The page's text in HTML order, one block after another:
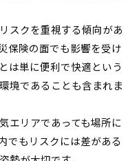
スクを重視する傾向があ
保険の面でも影響を受け
は単に便利で快適という
境であることも含まれま
エリアであっても場所に
でもリスクには差がある